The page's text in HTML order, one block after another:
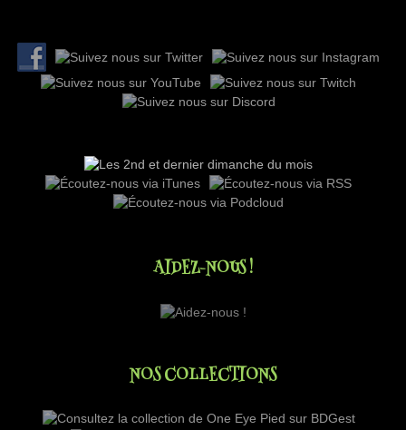
AIDEZ-NOUS !
NOS COLLECTIONS